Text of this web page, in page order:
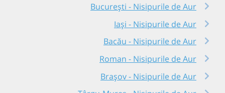
București - Nisipurile de Aur
Iași - Nisipurile de Aur
Bacău - Nisipurile de Aur
Roman - Nisipurile de Aur
Brașov - Nisipurile de Aur